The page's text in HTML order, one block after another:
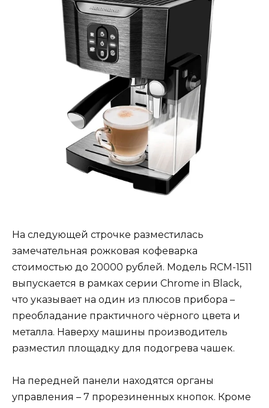
На следующей строчке разместилась
замечательная рожковая кофеварка
стоимостью до 20000 рублей. Модель RCM-1511
выпускается в рамках серии Chrome in Black,
что указывает на один из плюсов прибора –
преобладание практичного чёрного цвета и
металла. Наверху машины производитель
разместил площадку для подогрева чашек.
На передней панели находятся органы
управления – 7 прорезиненных кнопок. Кроме